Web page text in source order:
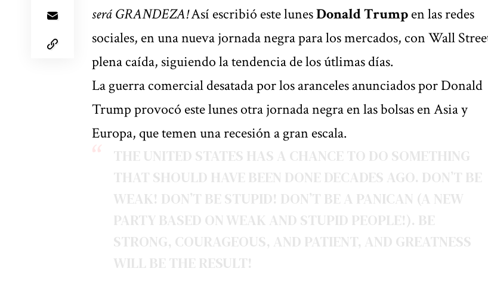
será GRANDEZA!Así escribió este lunesDonald Trumpen las redes
sociales, en unanueva jornada negra para los mercados, con Wall
plena caída, siguiendo la tendencia de los útlimas días.
La guerra comercial desatada por losaranceles anunciados por Donald
Trumpprovocó este lunes otra jornada negra en las bolsas en Asia y
Europa, que temen una recesión a gran escala.
THE UNITED STATES HAS A CHANCE TO DO SOMETHING
THAT SHOULD HAVE BEEN DONE DECADES AGO. DON’T BE
WEAK! DON’T BE STUPID! DON’T BE A PANICAN (A NEW
PARTY BASED ON WEAK AND STUPID PEOPLE!). BE
STRONG, COURAGEOUS, AND PATIENT, AND GREATNESS
WILL BE THE RESULT!